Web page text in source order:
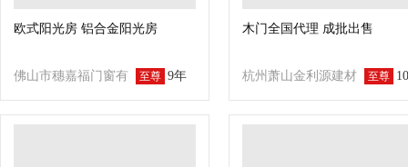
欧式阳光房 铝合金阳光房
佛山市穗嘉福门窗有
限公司
至尊 9年
木门全国代理 成批出售
杭州萧山金利源建材
集团有限公司
至尊